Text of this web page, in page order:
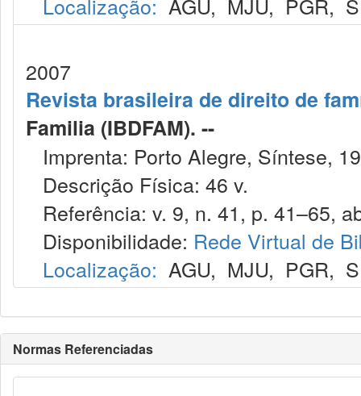
2007
Revista brasileira de direito de
Familia (IBDFAM). --
Imprenta: Porto Alegre, Síntese,
Descrição Física: 46 v.
Referência: v. 9, n. 41, p. 41–65,
Disponibilidade: Rede Virtual de
Localização: AGU, MJU, PGR,
Normas Referenciadas